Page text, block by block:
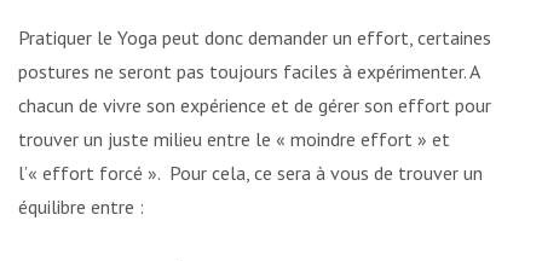
Pratiquer le Yoga peut donc demander un effort, certaines
postures ne seront pas toujours faciles à expérimenter. A
chacun de vivre son expérience et de gérer son effort pour
trouver un juste milieu entre le « moindre effort » et
l’« effort forcé ». Pour cela, ce sera à vous de trouver un
équilibre entre :